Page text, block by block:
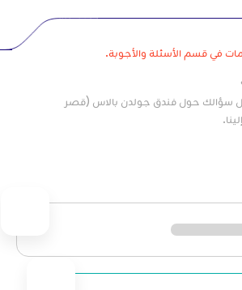
في قسم الأسئلة والأجوبة.
سؤالك حول فندق جولدن بالاس (قصر